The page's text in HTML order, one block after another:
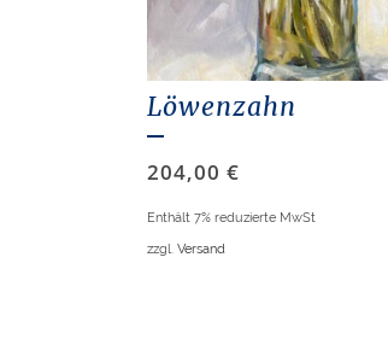
Löwenzahn
204,00 €
Enthält 7% reduzierte MwSt
zzgl. Versand